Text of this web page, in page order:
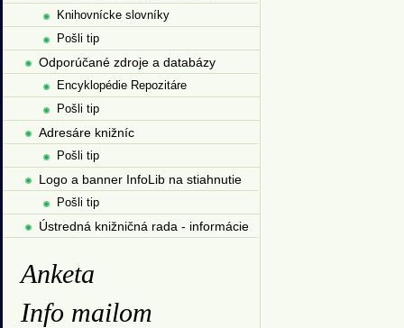
Knihovnícke slovníky
Pošli tip
Odporúčané zdroje a databázy
Encyklopédie Repozitáre
Pošli tip
Adresáre knižníc
Pošli tip
Logo a banner InfoLib na stiahnutie
Pošli tip
Ústredná knižničná rada - informácie
Anketa
Info mailom